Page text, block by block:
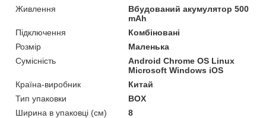
Живлення
Вбудований акумулятор 500
mAh
Підключення
Комбіновані
Розмір
Маленька
Сумісність
Android Chrome OS Linux
Microsoft Windows iOS
Країна-виробник
Китай
Тип упаковки
BOX
Ширина в упаковці (см)
8